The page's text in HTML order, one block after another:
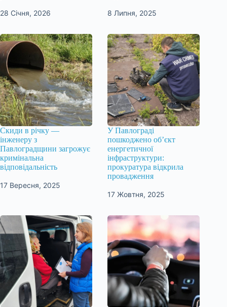
28 Січня, 2026 8 Липня, 2025
Скиди в річку —
інженеру з
Павлоградщини загрожує
кримінальна
відповідальність
17 Вересня, 2025
У Павлограді
пошкоджено об’єкт
енергетичної
інфраструктури:
прокуратура відкрила
провадження
17 Жовтня, 2025